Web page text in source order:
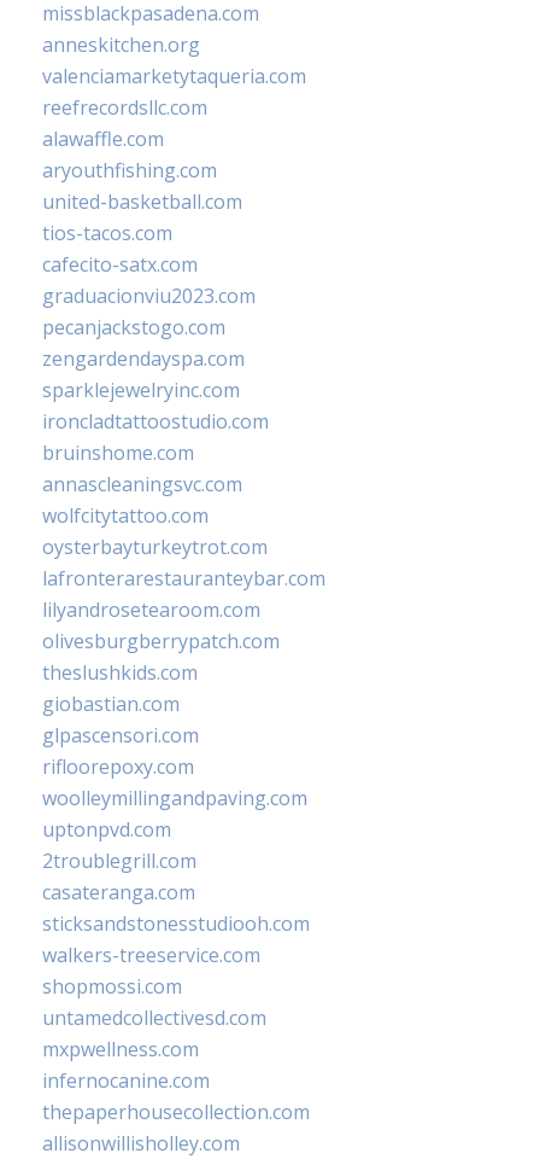
missblackpasadena.com
anneskitchen.org
valenciamarketytaqueria.com
reefrecordsllc.com
alawaffle.com
aryouthfishing.com
united-basketball.com
tios-tacos.com
cafecito-satx.com
graduacionviu2023.com
pecanjackstogo.com
zengardendayspa.com
sparklejewelryinc.com
ironcladtattoostudio.com
bruinshome.com
annascleaningsvc.com
wolfcitytattoo.com
oysterbayturkeytrot.com
lafronterarestauranteybar.com
lilyandrosetearoom.com
olivesburgberrypatch.com
theslushkids.com
giobastian.com
glpascensori.com
rifloorepoxy.com
woolleymillingandpaving.com
uptonpvd.com
2troublegrill.com
casateranga.com
sticksandstonesstudiooh.com
walkers-treeservice.com
shopmossi.com
untamedcollectivesd.com
mxpwellness.com
infernocanine.com
thepaperhousecollection.com
allisonwillisholley.com